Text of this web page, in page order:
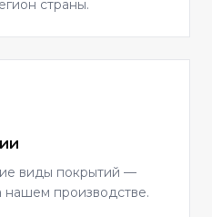
страны.
виды покрытий —
производстве.